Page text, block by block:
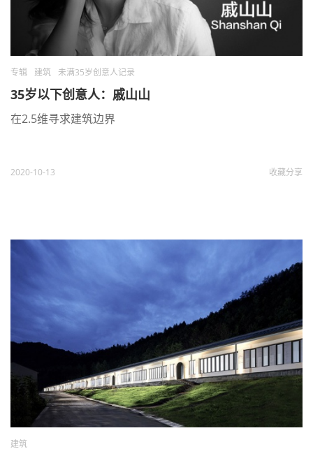
专辑 建筑 未满35岁创意人记录
35岁以下创意人：戚山山
在2.5维寻求建筑边界
2020-10-13 收藏分享
建筑